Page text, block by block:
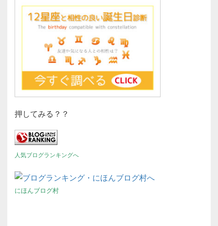
押してみる？？
人気ブログランキングへ
にほんブログ村